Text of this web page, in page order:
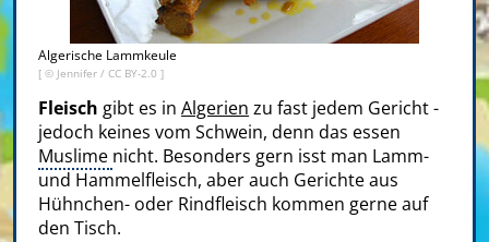
Algerische Lammkeule
[ © Jennifer / CC BY-2.0 ]
Fleisch gibt es in Algerien zu fast jedem Gericht -
jedoch keines vom Schwein, denn das essen
Muslime nicht. Besonders gern isst man Lamm-
und Hammelfleisch, aber auch Gerichte aus
Hühnchen- oder Rindfleisch kommen gerne auf
den Tisch.